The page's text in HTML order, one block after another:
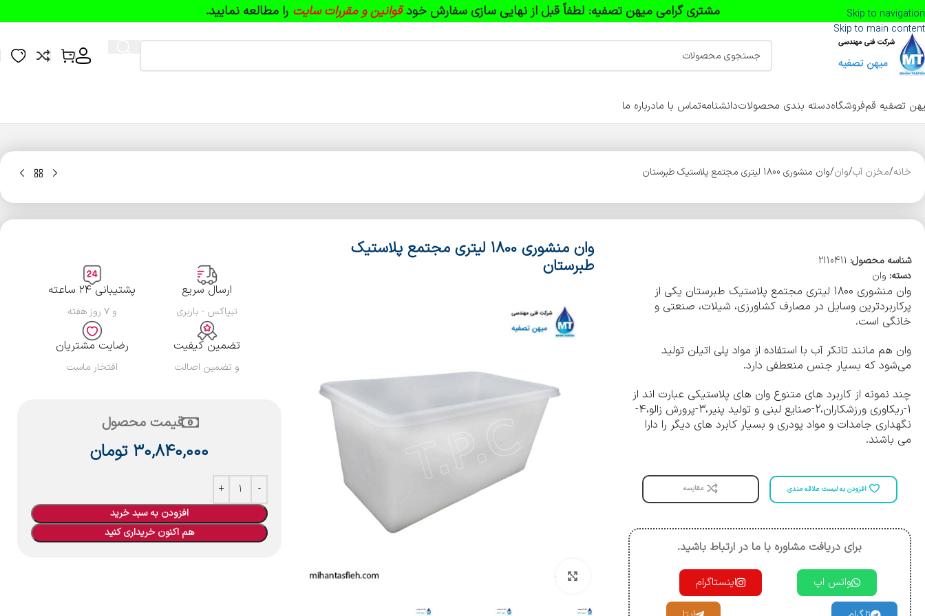
Skip to navigation
Skip to main content
مشتری گرامی میهن تصفیه: لطفاً قبل از نهایی سازی سفارش خودقوانین و مقررات سایت را مطالعه نمایید.
تصفیه قمفروشگاهدسته بندی محصولاتدانشنامهتماس با مادرباره ما
خانه مخزن آب وان وان منشوری 1800 لیتری مجتمع پلاستیک طبرستان
شناسه محصول: 2110411
دسته: وان
وان منشوری 1800 لیتری مجتمع پلاستیک طبرستان یکی از
پرکاربردترین وسایل در مصارف کشاورزی، شیلات، صنعتی و
خانگی است.
وان هم مانند تانکر آب با استفاده از مواد پلی اتیلن تولید
می‌شود که بسیار جنس منعطفی دارد.
چند نمونه از کاربرد های متنوع وان های پلاستیکی عبارت اند از
1-ریکاوری ورزشکاران،2-صنایع لبنی و تولید پنیر،3-پرورش زالو،4-
نگهداری جامدات و مواد پودری و بسیار کابرد های دیگر را دارا
می باشند.
افزودن به لیست علاقه مندی مقایسه
برای دریافت مشاوره با ما در ارتباط باشید.
واتس اپ اینستاگرام
وان منشوری 1800 لیتری مجتمع پلاستیک
طبرستان
بزرگنمایی تصویر
ارسال سریع
تیپاکس - باربری
پشتیبانی ۲۴ ساعته
و ۷ روز هفته
تضمین کیفیت
و تضمین اصالت
رضایت مشتریان
افتخار ماست
قیمت محصول
۳۰,۸۴۰,۰۰۰ تومان
افزودن به سبد خرید
هم اکنون خریداری کنید